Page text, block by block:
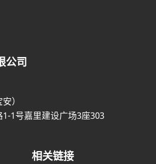
公司
）
1号嘉里建设广场3座303
相关链接